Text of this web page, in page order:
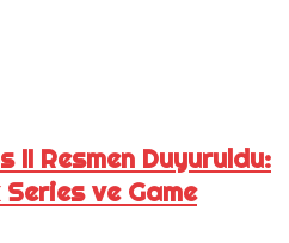
II Resmen Duyuruldu:
ve Game